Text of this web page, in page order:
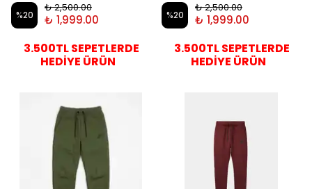
%20
₺ 2,500.00
₺ 1,999.00
3.500TL SEPETLERDE
HEDİYE ÜRÜN
%20
₺ 2,500.00
₺ 1,999.00
3.500TL SEPETLERDE
HEDİYE ÜRÜN